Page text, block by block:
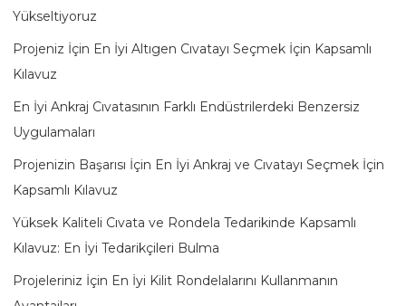
Yükseltiyoruz
Projeniz İçin En İyi Altıgen Cıvatayı Seçmek İçin Kapsamlı
Kılavuz
En İyi Ankraj Cıvatasının Farklı Endüstrilerdeki Benzersiz
Uygulamaları
Projenizin Başarısı İçin En İyi Ankraj ve Cıvatayı Seçmek İçin
Kapsamlı Kılavuz
Yüksek Kaliteli Cıvata ve Rondela Tedarikinde Kapsamlı
Kılavuz: En İyi Tedarikçileri Bulma
Projeleriniz İçin En İyi Kilit Rondelalarını Kullanmanın